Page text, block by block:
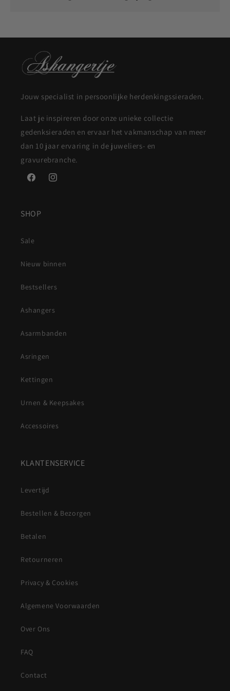
Jouw specialist in persoonlijke herdenkingssieraden.
Laat je inspireren door onze unieke collectie
gedenksieraden en ervaar het vakmanschap van meer
dan 10 jaar ervaring in de juweliers- en
gravurebranche.
FacebookInstagram
SHOP
Sale
Nieuw binnen
Bestsellers
Ashangers
Asarmbanden
Asringen
Kettingen
Urnen & Keepsakes
Accessoires
KLANTENSERVICE
Levertijd
Bestellen & Bezorgen
Betalen
Retourneren
Privacy & Cookies
Algemene Voorwaarden
Over Ons
FAQ
Contact